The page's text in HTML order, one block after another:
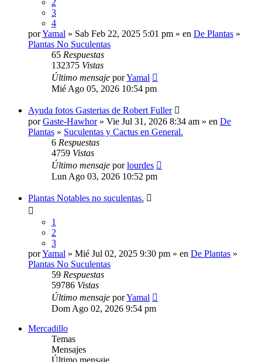
2
3
4
porYamal » Sab Feb 22, 2025 5:01 pm » en De Plantas »
Plantas No Suculentas
65 Respuestas
132375 Vistas
Último mensaje porYamal
Mié Ago 05, 2026 10:54 pm
Ayuda fotos Gasterias de Robert Fuller
porGaste-Hawhor» Vie Jul 31, 2026 8:34 am » en De
Plantas » Suculentas y Cactus en General.
6 Respuestas
4759 Vistas
Último mensaje porlourdes
Lun Ago 03, 2026 10:52 pm
Plantas Notables no suculentas.
1
2
3
porYamal » Mié Jul 02, 2025 9:30 pm » en De Plantas »
Plantas No Suculentas
59 Respuestas
59786 Vistas
Último mensaje porYamal
Dom Ago 02, 2026 9:54 pm
Mercadillo
Temas
Mensajes
Último mensaje